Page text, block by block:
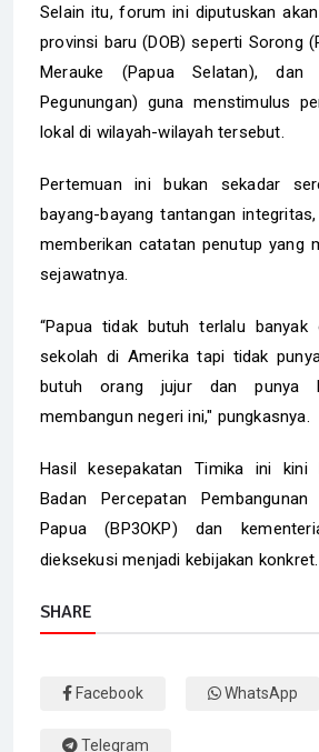
Selain itu, forum ini diputuskan
provinsi baru (DOB) seperti Sorong
Merauke (Papua Selatan), dan
Pegunungan) guna menstimulus
lokal di wilayah-wilayah tersebut.
Pertemuan ini bukan sekadar
bayang-bayang tantangan
memberikan catatan penutup yang
sejawatnya.
“Papua tidak butuh terlalu banyak
sekolah di Amerika tapi tidak
butuh orang jujur dan punya
membangun negeri ini," pungkasnya.
Hasil kesepakatan Timika ini kini
Badan Percepatan
Papua (BP3OKP) dan
dieksekusi menjadi kebijakan konkret.
SHARE
Facebook WhatsApp
Telegram